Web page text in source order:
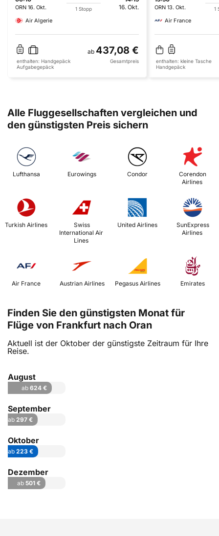
ORN 16. Okt.
1 Stopp
16. Okt.
Air Algerie
ab 437,08 €
enthalten: Handgepäck
Aufgabegepäck
Gesamtpreis
ORN 13. Okt.
1
Air France
enthalten: kleine Tasche
Handgepäck
Alle Fluggesellschaften vergleichen und
den günstigsten Preis sichern
Lufthansa Eurowings Condor
Corendon
Airlines
Turkish Airlines
International Air
Lines
United Airlines
Airlines
Air France Austrian Airlines Emirates
Finden Sie den günstigsten Monat für
Flüge von Frankfurt nach Oran
Aktuell ist der Oktober der günstigste Zeitraum für Ihre
Reise.
August
ab 624 €
September
ab 297 €
Oktober
ab 223 €
Dezember
ab 501 €